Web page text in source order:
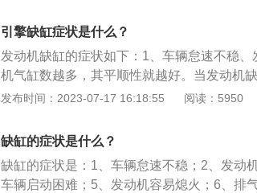
随有异常的运转噪音。3、排气管排出黑烟。
无关的话，即使发动机缺缸，燃油还是照旧
出，因为碳小颗粒没有完全燃烧，所以会呈
火。缺缸会造成发动机的启动困难，甚至熄
越多，这一现象就会越严重。
引擎缺缸症状是什么？
发动机缺缸的症状如下：1、车辆怠速不稳
机气缸数越多，其平顺性就越好。当发动机
忽下，或者发动机异常抖动；2、动力明显下
车辆加速无力的表现；3、车辆启动困难、发
多，这种现象就会越严重；4、排气管冒黑烟
到燃烧就被排出车外，因此排气管便会冒黑
发布时间：2023-07-17 16:18:55 阅读：5950
缺缸的症状是什么？
缺缸的症状是：1、车辆怠速不稳；2、发动
车辆启动困难；5、发动机容易熄火；6、排